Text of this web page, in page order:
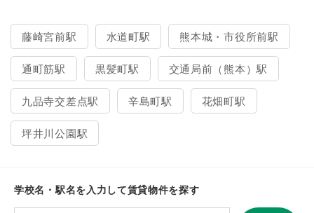
藤崎宮前駅 水道町駅 熊本城・市役所前駅
通町筋駅 黒髪町駅 交通局前（熊本）駅
九品寺交差点駅 辛島町駅 花畑町駅
坪井川公園駅
学校名・駅名を入力して賃貸物件を探す